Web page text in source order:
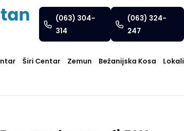
(063) 304-
314
(063) 324-
247
Širi Centar Zemun Bežanijska Kosa Lokali